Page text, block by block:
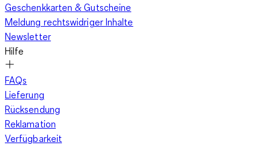
Geschenkkarten & Gutscheine
Meldung rechtswidriger Inhalte
Newsletter
Hilfe
FAQs
Lieferung
Rücksendung
Reklamation
Verfügbarkeit